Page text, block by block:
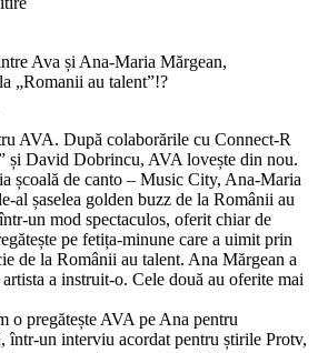
AVA. După colaborările cu Connect-R
și David Dobrincu, AVA lovește din nou.
școală de canto – Music City, Ana-Maria
al șaselea golden buzz de la Românii au
un mod spectaculos, oferit chiar de
pe fetița-minune care a uimit prin
de la Românii au talent. Ana Mărgean a
a instruit-o. Cele două au oferite mai
o pregătește AVA pe Ana pentru
într-un interviu acordat pentru știrile Protv,